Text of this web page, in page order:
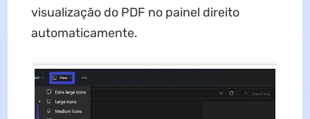
visualização do PDF no painel direito
automaticamente.